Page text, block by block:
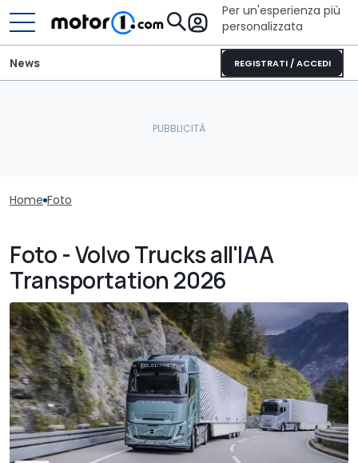
Per un'esperienza più
personalizzata
REGISTRATI / ACCEDI
News
Home Foto
Foto - Volvo Trucks all'IAA
Transportation 2026